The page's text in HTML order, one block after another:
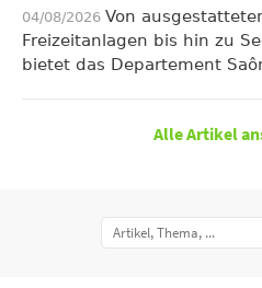
04/08/2026 Von
Freizeitanlagen bis hin zu
bietet das Departement
Alle Artikel